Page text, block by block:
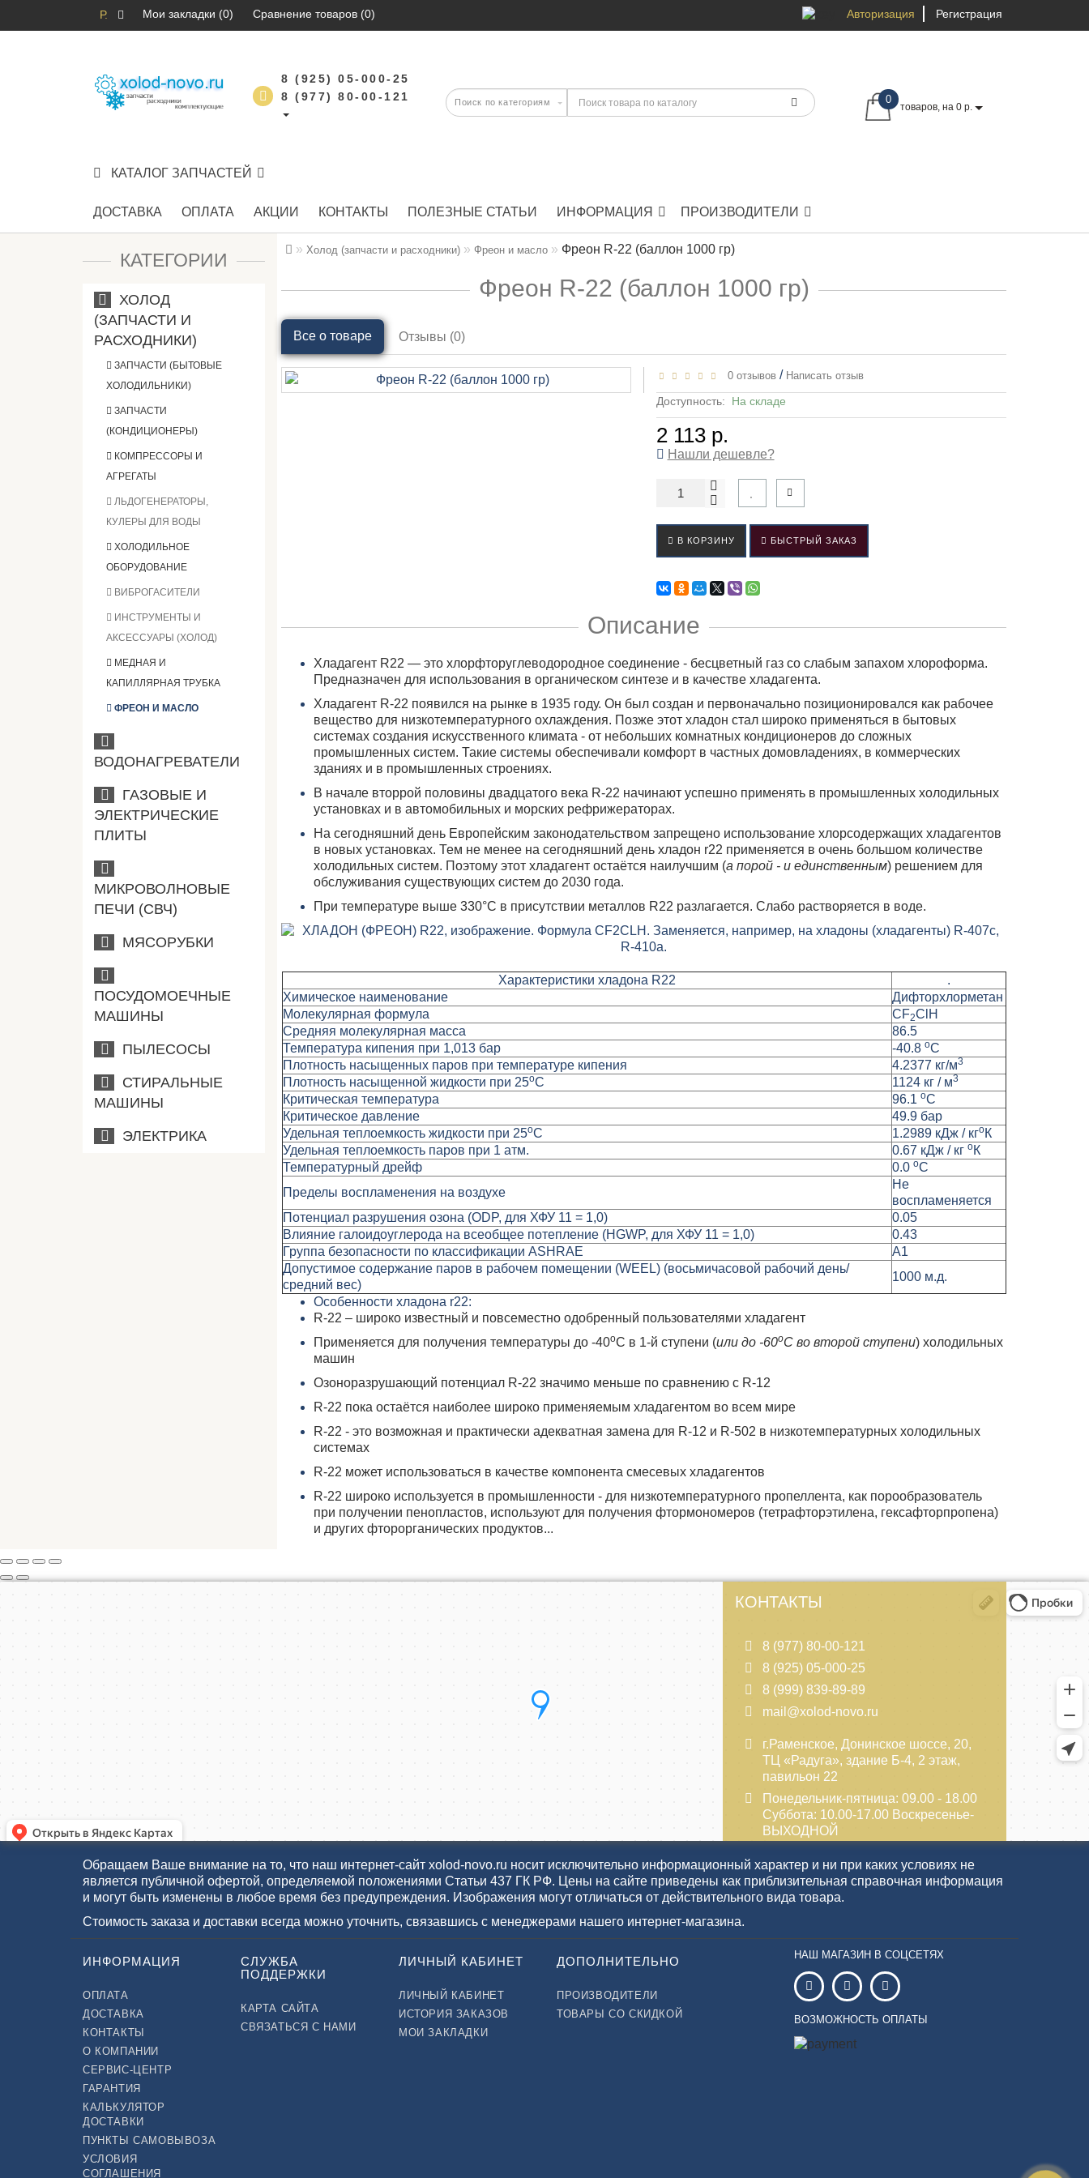
Р. Мои закладки (0) Сравнение товаров (0) Авторизация Регистрация
8 (925) 05-000-25
8 (977) 80-00-121
0
товаров, на 0 р.
КАТАЛОГ ЗАПЧАСТЕЙ
ДОСТАВКА ОПЛАТА АКЦИИ КОНТАКТЫ ПОЛЕЗНЫЕ СТАТЬИ ИНФОРМАЦИЯ ПРОИЗВОДИТЕЛИ
КАТЕГОРИИ
ХОЛОД
(ЗАПЧАСТИ И
РАСХОДНИКИ)
ЗАПЧАСТИ (БЫТОВЫЕ
ХОЛОДИЛЬНИКИ)
ЗАПЧАСТИ
(КОНДИЦИОНЕРЫ)
КОМПРЕССОРЫ И
АГРЕГАТЫ
ЛЬДОГЕНЕРАТОРЫ,
КУЛЕРЫ ДЛЯ ВОДЫ
ХОЛОДИЛЬНОЕ
ОБОРУДОВАНИЕ
ВИБРОГАСИТЕЛИ
ИНСТРУМЕНТЫ И
АКСЕССУАРЫ (ХОЛОД)
МЕДНАЯ И
КАПИЛЛЯРНАЯ ТРУБКА
ФРЕОН И МАСЛО
ВОДОНАГРЕВАТЕЛИ
ГАЗОВЫЕ И
ЭЛЕКТРИЧЕСКИЕ
ПЛИТЫ
МИКРОВОЛНОВЫЕ
ПЕЧИ (СВЧ)
МЯСОРУБКИ
ПОСУДОМОЕЧНЫЕ
МАШИНЫ
ПЫЛЕСОСЫ
СТИРАЛЬНЫЕ
МАШИНЫ
ЭЛЕКТРИКА
Холод (запчасти и расходники) Фреон и масло Фреон R-22 (баллон 1000 гр)
Фреон R-22 (баллон 1000 гр)
Все о товаре Отзывы (0)
0 отзывов / Написать отзыв
Доступность: На складе
2 113 р.
Нашли дешевле?
В КОРЗИНУ БЫСТРЫЙ ЗАКАЗ
Описание
Хладагент R22 — это хлорфторуглеводородное соединение - бесцветный газ со слабым запахом хлороформа.
Предназначен для использования в органическом синтезе и в качестве хладагента.
Хладагент R-22 появился на рынке в 1935 году. Он был создан и первоначально позиционировался как рабочее
вещество для низкотемпературного охлаждения. Позже этот хладон стал широко применяться в бытовых
системах создания искусственного климата - от небольших комнатных кондиционеров до сложных
промышленных систем. Такие системы обеспечивали комфорт в частных домовладениях, в коммерческих
зданиях и в промышленных строениях.
В начале вторрой половины двадцатого века R-22 начинают успешно применять в промышленных холодильных
установках и в автомобильных и морских рефрижераторах.
На сегодняшний день Европейским законодательством запрещено использование хлорсодержащих хладагентов
в новых установках. Тем не менее на сегодняшний день хладон r22 применяется в очень большом количестве
холодильных систем. Поэтому этот хладагент остаётся наилучшим (а порой - и единственным) решением для
обслуживания существующих систем до 2030 года.
При температуре выше 330°С в присутствии металлов R22 разлагается. Слабо растворяется в воде.
Характеристики хладона R22
.
Химическое наименование
Дифторхлорметан
Молекулярная формула
CF2ClH
Средняя молекулярная масса
86.5
Температура кипения при 1,013 бар
-40.8 оС
Плотность насыщенных паров при температуре кипения
4.2377 кг/м3
Плотность насыщенной жидкости при 25оС 1124 кг / м3
Критическая температура 96.1 оС
Критическое давление
49.9 бар
Удельная теплоемкость жидкости при 25оС 1.2989 кДж / кгоК
Удельная теплоемкость паров при 1 атм.
0.67 кДж / кг оК
Температурный дрейф
0.0 оС
Пределы воспламенения на воздухе
Не
воспламеняется
Потенциал разрушения озона (ODP, для ХФУ 11 = 1,0)
0.05
Влияние галоидоуглерода на всеобщее потепление (HGWP, для ХФУ 11 = 1,0)
0.43
Группа безопасности по классификации ASHRAE
А1
Допустимое содержание паров в рабочем помещении (WEEL) (восьмичасовой рабочий день/
средний вес)
1000 м.д.
Особенности хладона r22:
R-22 – широко известный и повсеместно одобренный пользователями хладагент
Применяется для получения температуры до -40оС в 1-й ступени (или до -60оС во второй ступени) холодильных
машин
Озоноразрушающий потенциал R-22 значимо меньше по сравнению с R-12
R-22 пока остаётся наиболее широко применяемым хладагентом во всем мире
R-22 - это возможная и практически адекватная замена для R-12 и R-502 в низкотемпературных холодильных
системах
R-22 может использоваться в качестве компонента смесевых хладагентов
R-22 широко используется в промышленности - для низкотемпературного пропеллента, как порообразователь
при получении пенопластов, используют для получения фтормономеров (тетрафторэтилена, гексафторпропена)
и других фторорганических продуктов...
КОНТАКТЫ
8 (977) 80-00-121
8 (925) 05-000-25
8 (999) 839-89-89
mail@xolod-novo.ru
г.Раменское, Донинское шоссе, 20,
ТЦ «Радуга», здание Б-4, 2 этаж,
павильон 22
Понедельник-пятница: 09.00 - 18.00
Суббота: 10.00-17.00 Воскресенье-
ВЫХОДНОЙ
Обращаем Ваше внимание на то, что наш интернет-сайт xolod-novo.ru носит исключительно информационный характер и ни при каких условиях не
является публичной офертой, определяемой положениями Статьи 437 ГК РФ. Цены на сайте приведены как приблизительная справочная информация
и могут быть изменены в любое время без предупреждения. Изображения могут отличаться от действительного вида товара.
Стоимость заказа и доставки всегда можно уточнить, связавшись с менеджерами нашего интернет-магазина.
ИНФОРМАЦИЯ
ОПЛАТА
ДОСТАВКА
КОНТАКТЫ
О КОМПАНИИ
СЕРВИС-ЦЕНТР
ГАРАНТИЯ
КАЛЬКУЛЯТОР
ДОСТАВКИ
ПУНКТЫ САМОВЫВОЗА
УСЛОВИЯ
СОГЛАШЕНИЯ
СЛУЖБА
ПОДДЕРЖКИ
КАРТА САЙТА
СВЯЗАТЬСЯ С НАМИ
ЛИЧНЫЙ КАБИНЕТ
ЛИЧНЫЙ КАБИНЕТ
ИСТОРИЯ ЗАКАЗОВ
МОИ ЗАКЛАДКИ
ДОПОЛНИТЕЛЬНО
ПРОИЗВОДИТЕЛИ
ТОВАРЫ СО СКИДКОЙ
НАШ МАГАЗИН В СОЦСЕТЯХ
ВОЗМОЖНОСТЬ ОПЛАТЫ